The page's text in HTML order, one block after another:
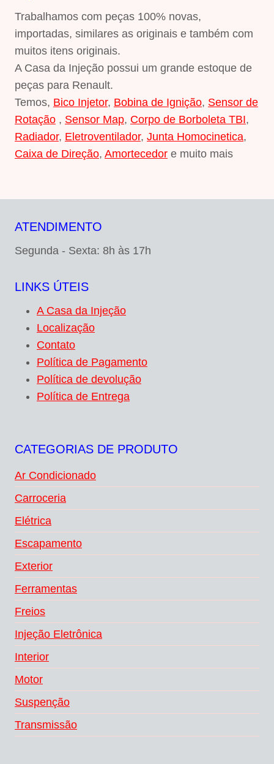
Trabalhamos com peças 100% novas,
importadas, similares as originais e também com
muitos itens originais.
A Casa da Injeção possui um grande estoque de
peças para Renault.
Temos, Bico Injetor, Bobina de Ignição, Sensor de
Rotação , Sensor Map, Corpo de Borboleta TBI,
Radiador, Eletroventilador, Junta Homocinetica,
Caixa de Direção, Amortecedor e muito mais
ATENDIMENTO
Segunda - Sexta: 8h às 17h
LINKS ÚTEIS
A Casa da Injeção
Localização
Contato
Política de Pagamento
Política de devolução
Política de Entrega
CATEGORIAS DE PRODUTO
Ar Condicionado
Carroceria
Elétrica
Escapamento
Exterior
Ferramentas
Freios
Injeção Eletrônica
Interior
Motor
Suspenção
Transmissão